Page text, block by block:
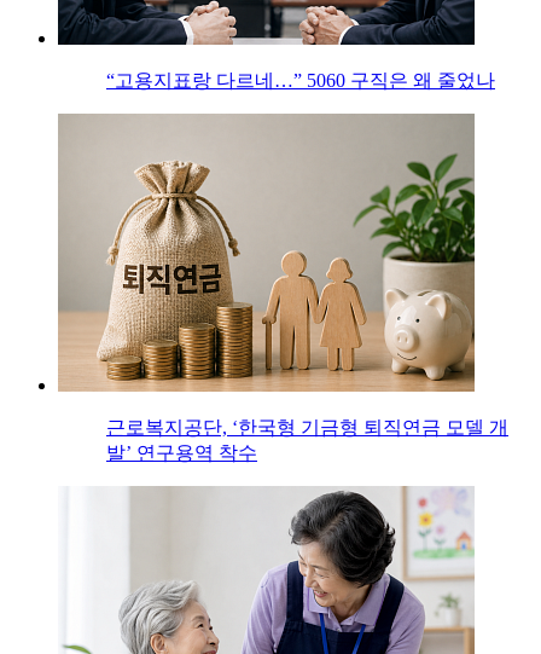
“고용지표랑 다르네…” 5060 구직은 왜 줄었나
근로복지공단, ‘한국형 기금형 퇴직연금 모델 개
발’ 연구용역 착수